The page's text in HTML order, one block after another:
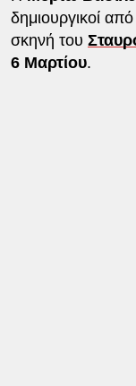
δημιουργικοί
σκηνή του
6 Μαρτίου.